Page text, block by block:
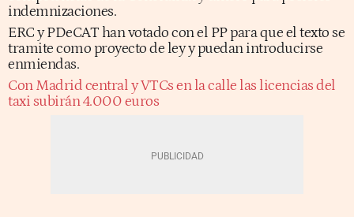
indemnizaciones.
ERC y PDeCAT han votado con el PP para que el texto se
tramite como proyecto de ley y puedan introducirse
enmiendas.
Con Madrid central y VTCs en la calle las licencias del
taxi subirán 4.000 euros